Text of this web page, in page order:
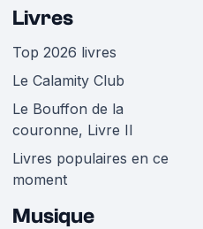
Livres
Top 2026 livres
Le Calamity Club
Le Bouffon de la
couronne, Livre II
Livres populaires en ce
moment
Musique